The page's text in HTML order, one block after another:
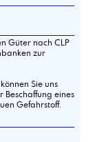
Güter nach CLP
zur
Sie uns
eines
Gefahrstoff.